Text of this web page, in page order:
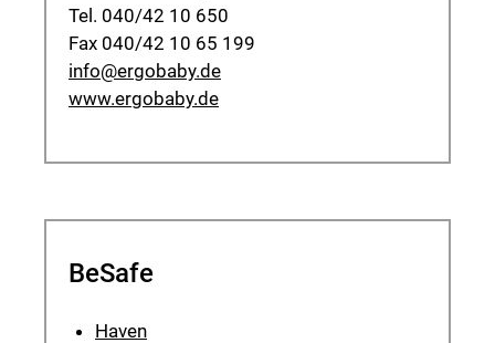
Tel. 040/42 10 650
Fax 040/42 10 65 199
info@ergobaby.de
www.ergobaby.de
BeSafe
Haven